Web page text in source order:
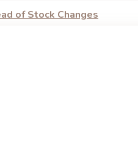
of Stock Changes